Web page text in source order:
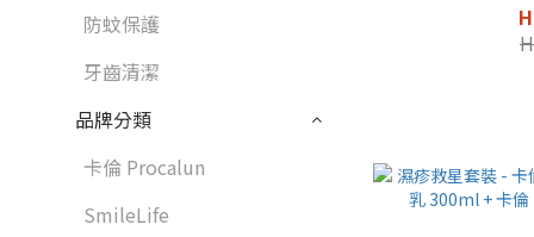
防蚊保護
牙齒清潔
品牌分類
卡倫 Procalun
SmileLife